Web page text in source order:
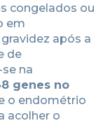
congelados ou
em
após a
de
na
genes no
o endométrio
acolher o